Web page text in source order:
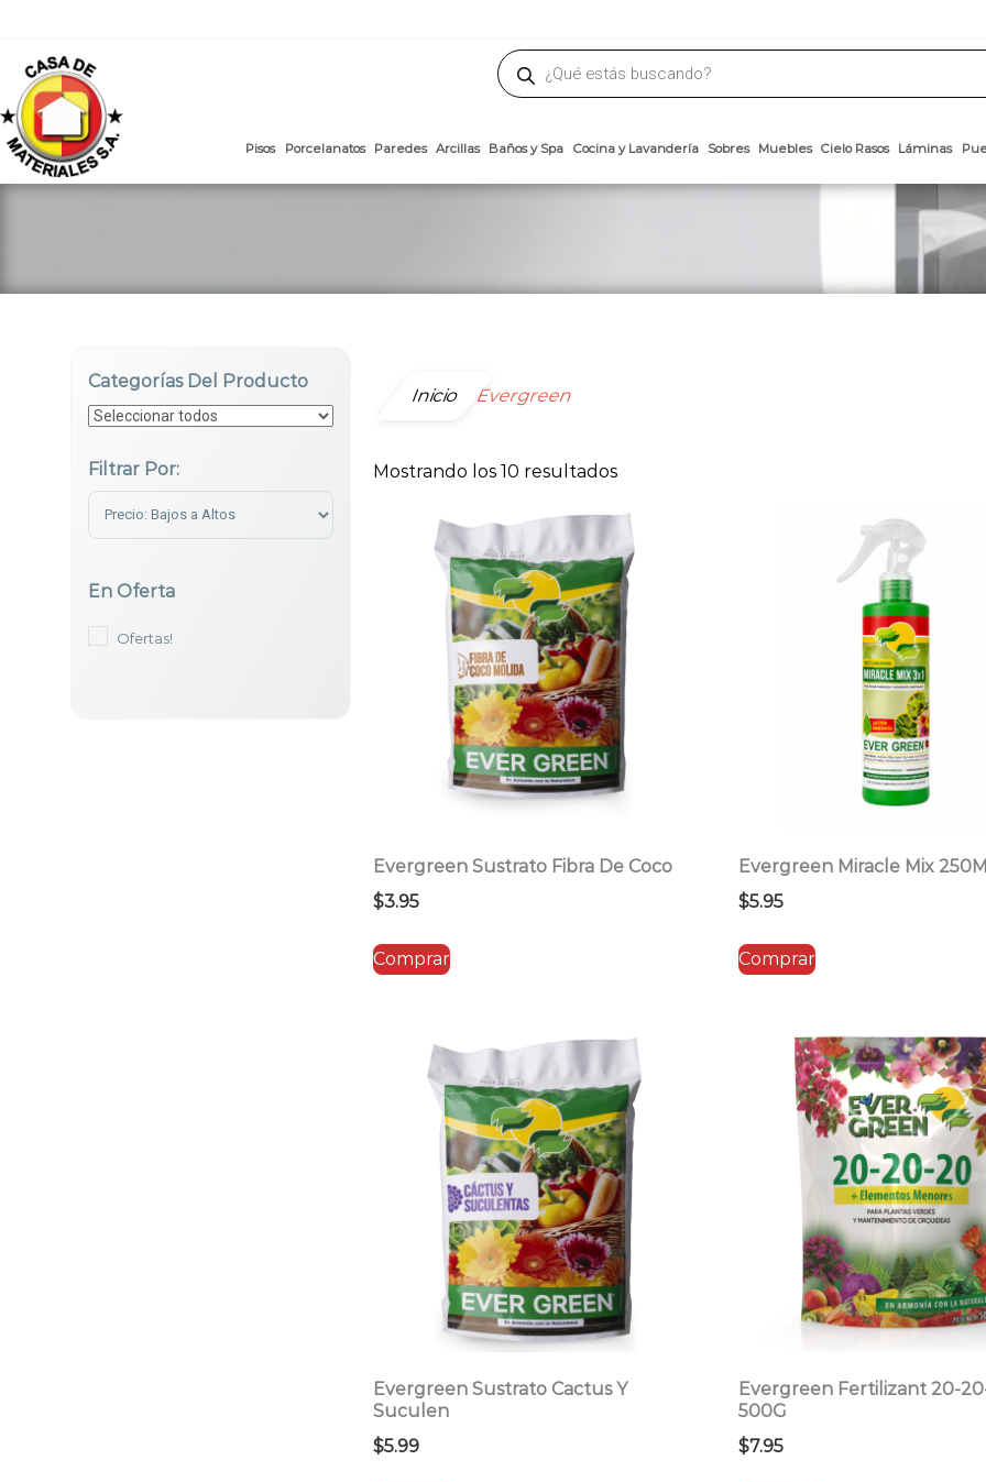
de
productos
Categorías Del Producto
Filtrar Por:
En Oferta
Ofertas!
Inicio Evergreen
Mostrando los 10 resultadosOrdenado
precio:
bajo
a
alto
Evergreen Sustrato Fibra De Coco
$3.95
Comprar
Evergreen Miracle Mix 250Ml
$5.95
Comprar
Evergreen Sustrato Cactus Y
Suculen
$5.99
Evergreen Fertilizant 20-
500G
$7.95